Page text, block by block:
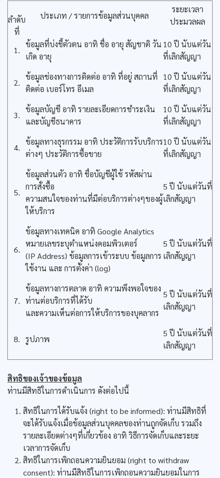
ลำดับ
ที่
ประเภท / รายการข้อมูลส่วนบุคคล
ระยะเวลา
ประมวลผล
1.
ข้อมูลที่บ่งชี้ตัวตน อาทิ ชื่อ อายุ สัญชาติ วัน
เกิด อายุ
10 ปี นับแต่วัน
ที่เลิกสัญญา
2.
ข้อมูลช่องทางการติดต่อ อาทิ ที่อยู่ สถานที่
ติดต่อ เบอร์โทร อีเมล
10 ปี นับแต่วัน
ที่เลิกสัญญา
3.
ข้อมูลบัญชี อาทิ รายละเอียดการชำระเงิน
และบัญชีธนาคาร
10 ปี นับแต่วัน
ที่เลิกสัญญา
4.
ข้อมูลทางธุรกรรม อาทิ ประวัติการรับบริการ
ต่างๆ ประวัติการซื้อขาย
10 ปี นับแต่วัน
ที่เลิกสัญญา
5.
ข้อมูลส่วนตัว อาทิ ชื่อบัญชีผู้ใช้ รหัสผ่าน
การสั่งซื้อ
ความสนใจของท่านที่มีต่อบริการต่างๆของผู้
ให้บริการ
5 ปี นับแต่วันที่
เลิกสัญญา
6.
ข้อมูลทางเทคนิค อาทิ Google Analytics
หมายเลขระบุตำแหน่งคอมพิวเตอร์
(IP Address) ข้อมูลการเข้าระบบ ข้อมูลการ
ใช้งาน และ การตั้งค่า (log)
5 ปี นับแต่วันที่
เลิกสัญญา
7.
ข้อมูลทางการตลาด อาทิ ความพึงพอใจของ
ท่านต่อบริการที่ได้รับ
และความเห็นต่อการให้บริการของบุคลากร
5 ปี นับแต่วันที่
เลิกสัญญา
8. รูปภาพ
5 ปี นับแต่วันที่
เลิกสัญญา
สิทธิของเจ้าของข้อมูล
ท่านมีสิทธิในการดำเนินการ ดังต่อไปนี้
สิทธิในการได้รับแจ้ง (right to be informed): ท่านมีสิทธิที่
จะได้รับแจ้งเมื่อข้อมูลส่วนบุคคลของท่านถูกจัดเก็บ รวมถึง
รายละเอียดต่างๆที่เกี่ยวข้อง อาทิ วิธีการจัดเก็บและระยะ
เวลาการจัดเก็บ
สิทธิในการเพิกถอนความยินยอม (right to withdraw
consent): ท่านมีสิทธิในการเพิกถอนความยินยอมในการ